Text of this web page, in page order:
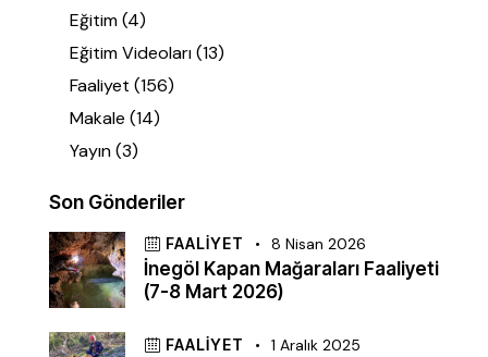
Eğitim(4)
Eğitim Videoları(13)
Faaliyet (156)
Makale (14)
Yayın(3)
Son Gönderiler
FAALIYET 8 Nisan 2026
İnegöl Kapan Mağaraları Faaliyeti
(7-8 Mart 2026)
FAALIYET 1 Aralık 2025